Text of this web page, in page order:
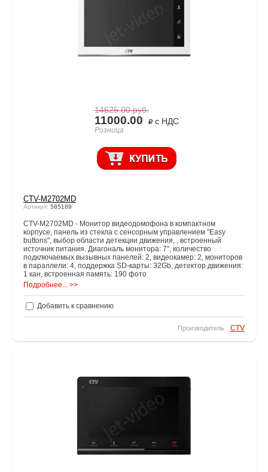
14625.00руб.
11000.00 с НДС
Розница
CTV-M2702MD
Артикул: 585189
CTV-M2702MD - Монитор видеодомофона в компактном
корпусе, панель из стекла с сенсорным управлением "Easy
buttons", выбор области детекции движения, , встроенный
источник питания. Диагональ монитора: 7", количество
подключаемых вызывных панелей: 2, видеокамер: 2, мониторов
в параллели: 4, поддержка SD-карты: 32Gb, детектор движения:
1 кан, встроенная память: 190 фото
Подробнее... >>
Добавить к сравнению
Производитель CTV